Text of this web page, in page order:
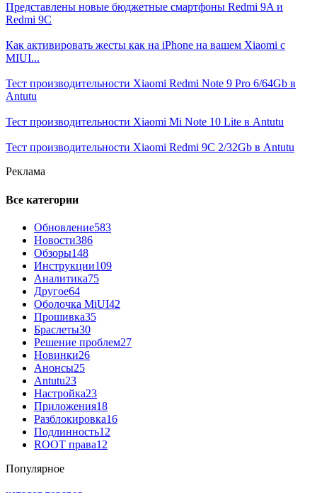
Представлены новые бюджетные смартфоны Redmi 9A и
Redmi 9C
Как активировать жесты как на iPhone на вашем Xiaomi с
MIUI...
Тест производительности Xiaomi Redmi Note 9 Pro 6/64Gb в
Antutu
Тест производительности Xiaomi Mi Note 10 Lite в Antutu
Тест производительности Xiaomi Redmi 9C 2/32Gb в Antutu
Реклама
Все категории
Обновление583
Новости386
Обзоры148
Инструкции109
Аналитика75
Другое64
Оболочка MiUI42
Прошивка35
Браслеты30
Решение проблем27
Новинки26
Анонсы25
Antutu23
Настройка23
Приложения18
Разблокировка16
Подлинность12
ROOT права12
Популярное